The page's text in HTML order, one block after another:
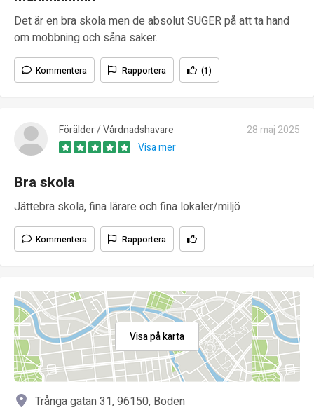
Det är en bra skola men de absolut SUGER på att ta hand
om mobbning och såna saker.
Kommentera Rapportera (1)
Förälder / Vårdnadshavare
28 maj 2025
Visa mer
Bra skola
Jättebra skola, fina lärare och fina lokaler/miljö
Kommentera Rapportera
Visa på karta
Trånga gatan 31, 96150, Boden